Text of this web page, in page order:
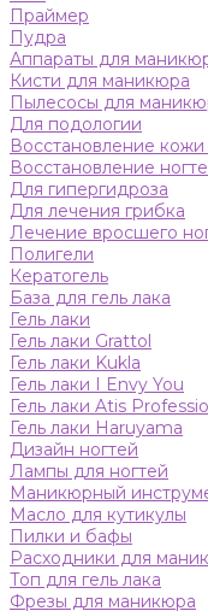
Праймер
Пудра
Аппараты для
Кисти для маникюра
Пылесосы для
Для подологии
Восстановление кожи
Восстановление
Для гипергидроза
Для лечения грибка
Лечение вросшего
Полигели
Кератогель
База для гель лака
Гель лаки
Гель лаки Grattol
Гель лаки Kukla
Гель лаки I Envy You
Гель лаки Atis
Гель лаки Haruyama
Дизайн ногтей
Лампы для ногтей
Маникюрный
Масло для кутикулы
Пилки и бафы
Расходники для
Топ для гель лака
Фрезы для маникюра